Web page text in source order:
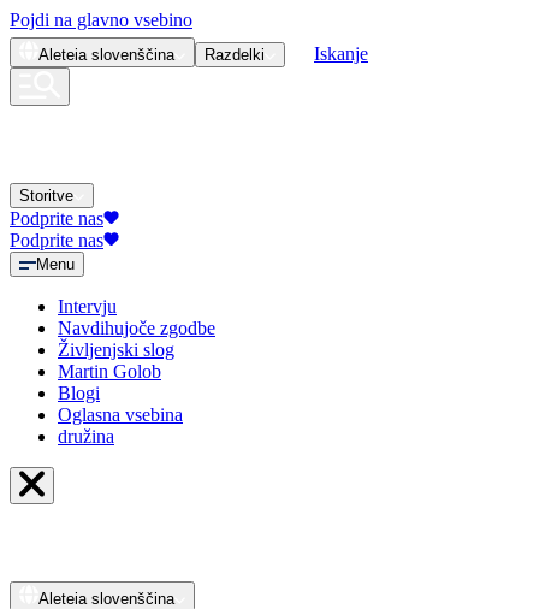
Pojdi na glavno vsebino
Aleteia slovenščina Razdelki Iskanje
Storitve
Podprite nas
Podprite nas
Menu
Intervju
Navdihujoče zgodbe
Življenjski slog
Martin Golob
Blogi
Oglasna vsebina
družina
Aleteia slovenščina